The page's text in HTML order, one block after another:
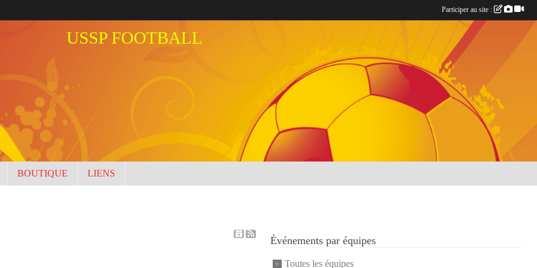
USSP FOOTBALL
BOUTIQUE LIENS
Événements par équipes
Toutes les équipes
Participer au site :